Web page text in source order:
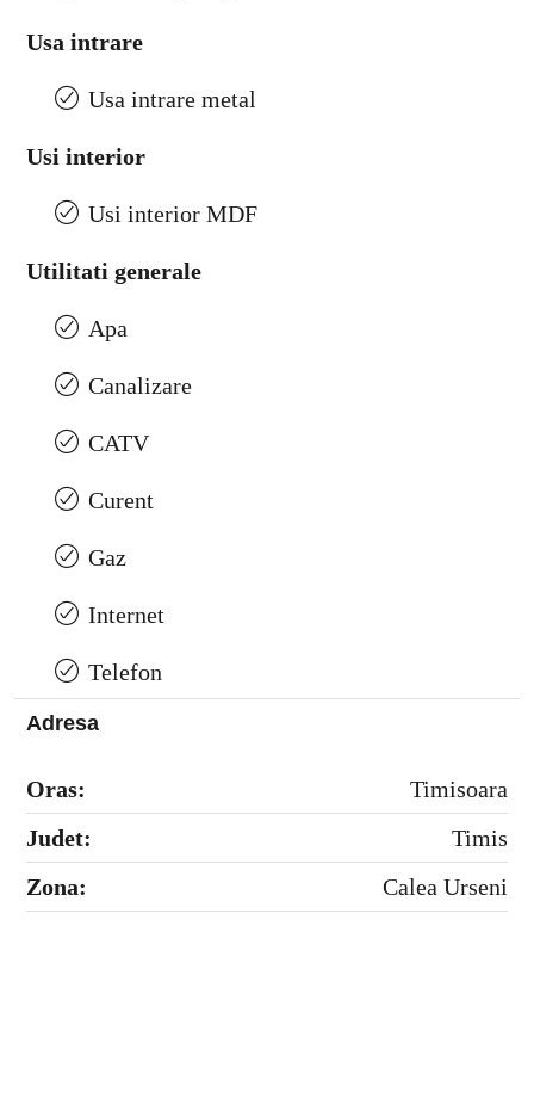
Usa intrare
Usa intrare metal
Usi interior
Usi interior MDF
Utilitati generale
Apa
Canalizare
CATV
Curent
Gaz
Internet
Telefon
Adresa
Oras:
Timisoara
Judet:
Timis
Zona:
Calea Urseni